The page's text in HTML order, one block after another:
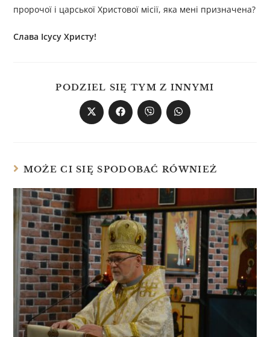
пророчої і царської Христової місії, яка мені призначена?
Слава Ісусу Христу!
PODZIEL SIĘ TYM Z INNYMI
MOŻE CI SIĘ SPODOBAĆ RÓWNIEŻ